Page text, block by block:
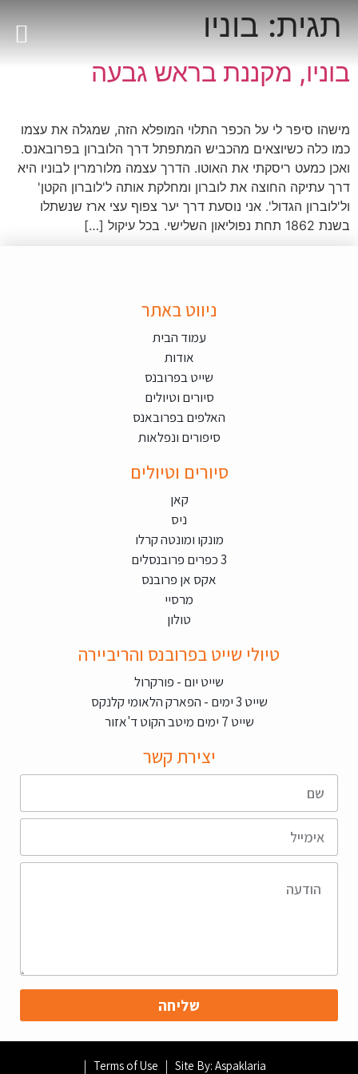
תגית:בוניו
בוניו, מקננת בראש גבעה
מישהו סיפר לי על הכפר התלוי המופלא הזה, שמגלה את עצמו
כמו כלה כשיוצאים מהכביש המתפתל דרך הלוברון בפרובאנס.
ואכן כמעט ריסקתי את האוטו. הדרך עצמה מלורמרין לבוניו היא
דרך עתיקה החוצה את לוברון ומחלקת אותה ל'לוברון הקטן'
ול'לוברון הגדול'. אני נוסעת דרך יער צפוף עצי ארז שנשתלו
בשנת 1862 תחת נפוליאון השלישי. בכל עיקול […]
ניווט באתר
עמוד הבית
אודות
שייט בפרובנס
סיורים וטיולים
האלפים בפרובאנס
סיפורים ונפלאות
סיורים וטיולים
קאן
ניס
מונקו ומונטה קרלו
3 כפרים פרובנסלים
אקס אן פרובנס
מרסיי
טולון
טיולי שייט בפרובנס והריביירה
שייט יום - פורקרול
שייט 3 ימים - הפארק הלאומי קלנקס
שייט 7 ימים מיטב הקוט ד'אזור
יצירת קשר
שליחה
Site By: Aspaklaria
Terms of Use